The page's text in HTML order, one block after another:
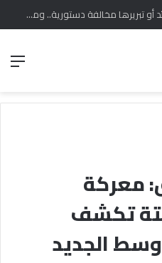
وزير العدل: إنكار جرائم النظام البائد أو تبريرها مخالفة دستورية.. ومشروع قانون خاص إلى مجلس الشعب
معركة
تكشف
الجديد